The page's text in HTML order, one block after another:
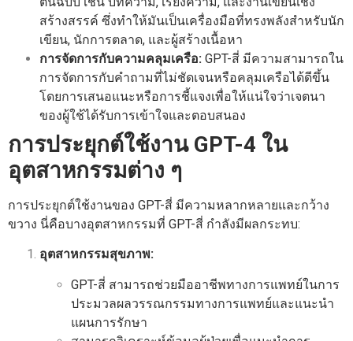
สร้างสรรค์ ซึ่งทำให้มันเป็นเครื่องมือที่ทรงพลังสำหรับนัก
เขียน, นักการตลาด, และผู้สร้างเนื้อหา
การจัดการกับความคลุมเครือ: GPT-สี่ มีความสามารถใน
การจัดการกับคำถามที่ไม่ชัดเจนหรือคลุมเครือได้ดีขึ้น
โดยการเสนอแนะหรือการชี้แจงเพื่อให้แน่ใจว่าเจตนา
ของผู้ใช้ได้รับการเข้าใจและตอบสนอง
การประยุกต์ใช้งาน GPT-4 ใน
อุตสาหกรรมต่าง ๆ
การประยุกต์ใช้งานของ GPT-สี่ มีความหลากหลายและกว้าง
ขวาง นี่คือบางอุตสาหกรรมที่ GPT-สี่ กำลังมีผลกระทบ:
อุตสาหกรรมสุขภาพ:
GPT-สี่ สามารถช่วยมืออาชีพทางการแพทย์ในการ
ประมวลผลวรรณกรรมทางการแพทย์และแนะนำ
แผนการรักษา